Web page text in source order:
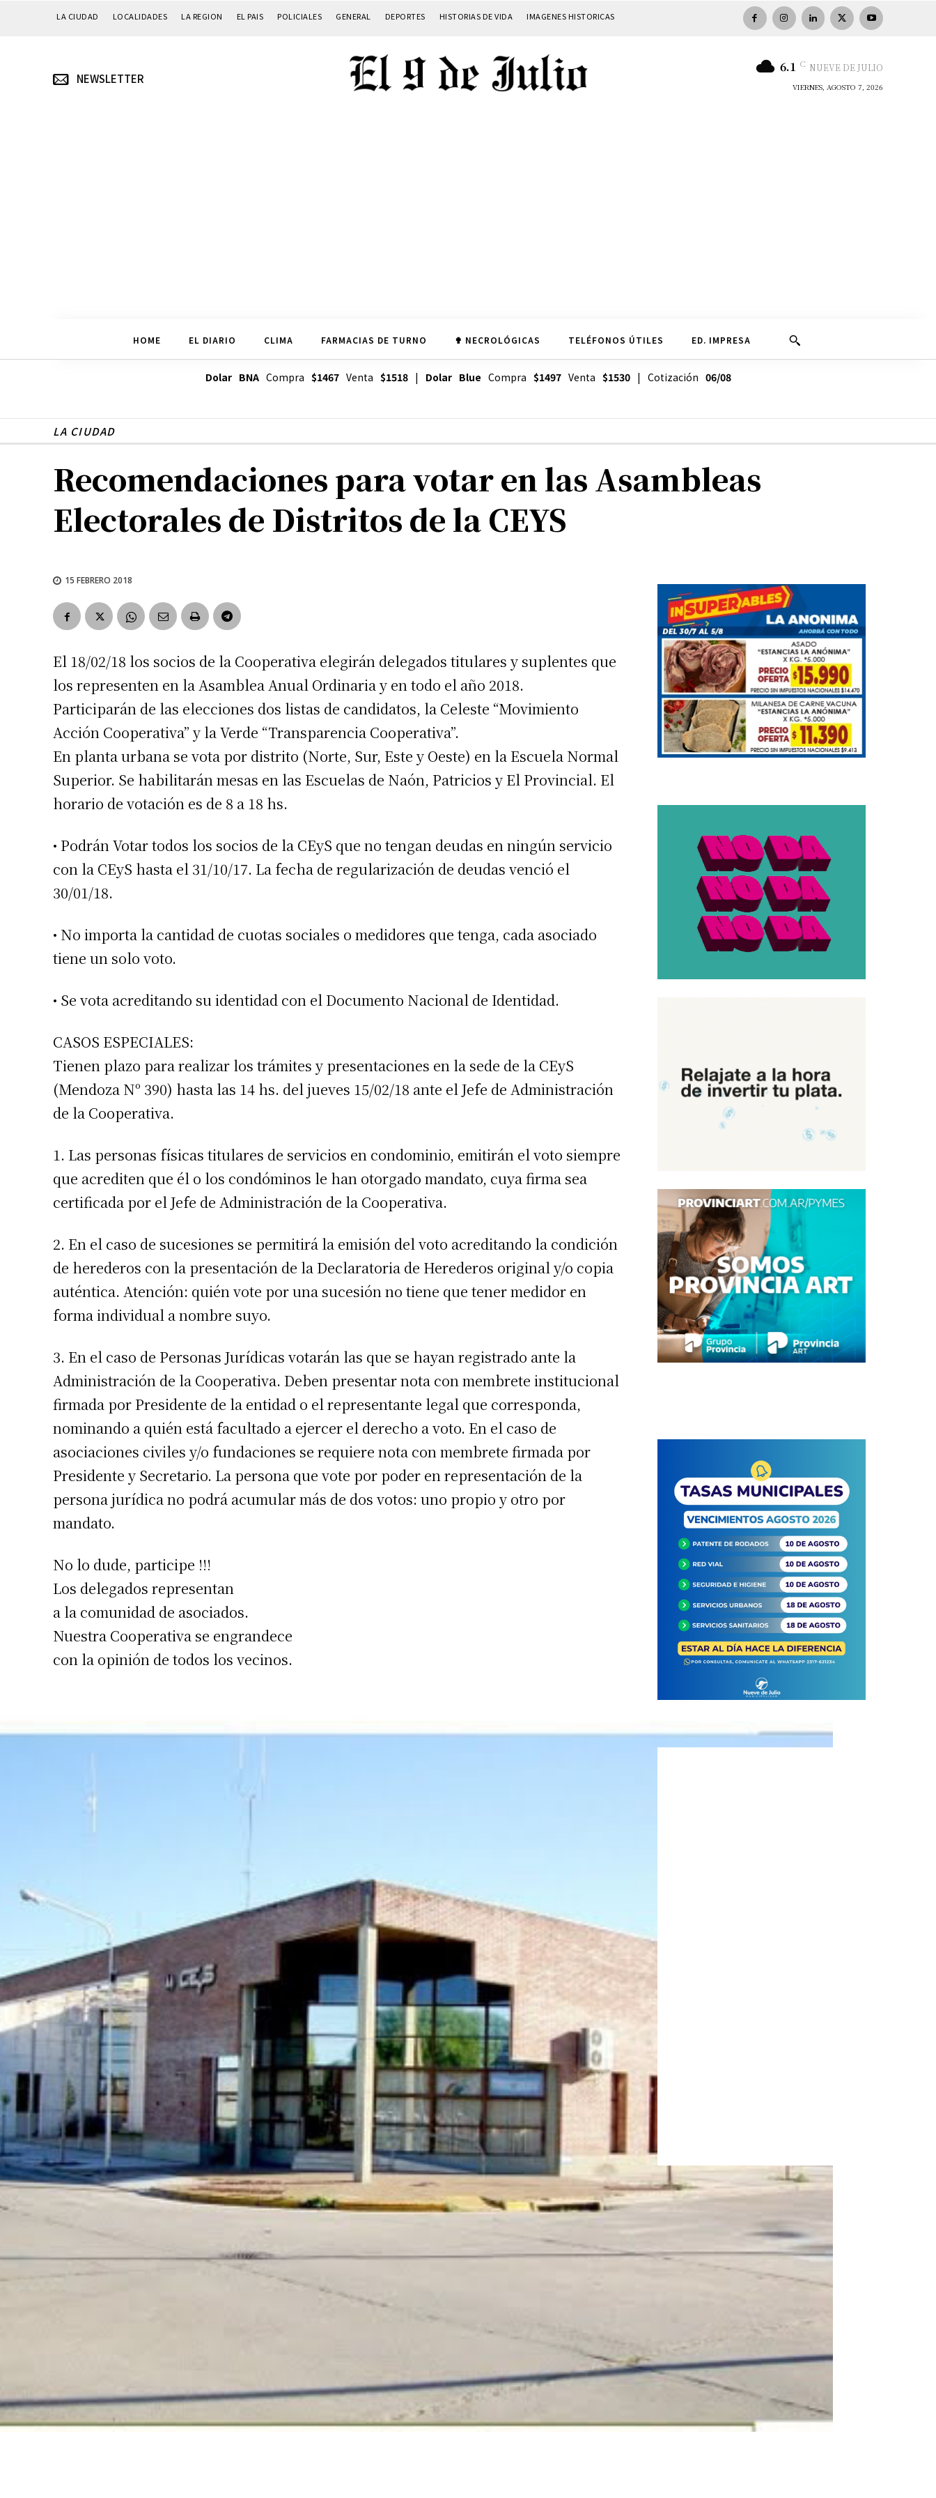
Suscribirme gratis
Dirección de correo electrónico *
LA CIUDAD LOCALIDADES LA REGION EL PAIS POLICIALES GENERAL DEPORTES HISTORIAS DE VIDA IMAGENES HISTORICAS
NEWSLETTER
6.1 C NUEVE DE JULIO
VIERNES, AGOSTO 7, 2026
HOME EL DIARIO CLIMA FARMACIAS DE TURNO ✟ NECROLÓGICAS TELÉFONOS ÚTILES ED. IMPRESA
Dolar BNACompra $1467Venta $1518| Dolar Blue Compra $1497Venta $1530| Cotización 06/08
LA CIUDAD
Recomendaciones para votar en las Asambleas
Electorales de Distritos de la CEYS
15 FEBRERO 2018
El 18/02/18 los socios de la Cooperativa elegirán delegados titulares y suplentes que
los representen en la Asamblea Anual Ordinaria y en todo el año 2018.
Participarán de las elecciones dos listas de candidatos, la Celeste “Movimiento
Acción Cooperativa” y la Verde “Transparencia Cooperativa”.
En planta urbana se vota por distrito (Norte, Sur, Este y Oeste) en la Escuela Normal
Superior. Se habilitarán mesas en las Escuelas de Naón, Patricios y El Provincial. El
horario de votación es de 8 a 18 hs.
• Podrán Votar todos los socios de la CEyS que no tengan deudas en ningún servicio
con la CEyS hasta el 31/10/17. La fecha de regularización de deudas venció el
30/01/18.
• No importa la cantidad de cuotas sociales o medidores que tenga, cada asociado
tiene un solo voto.
• Se vota acreditando su identidad con el Documento Nacional de Identidad.
CASOS ESPECIALES:
Tienen plazo para realizar los trámites y presentaciones en la sede de la CEyS
(Mendoza Nº 390) hasta las 14 hs. del jueves 15/02/18 ante el Jefe de Administración
de la Cooperativa.
1. Las personas físicas titulares de servicios en condominio, emitirán el voto siempre
que acrediten que él o los condóminos le han otorgado mandato, cuya firma sea
certificada por el Jefe de Administración de la Cooperativa.
2. En el caso de sucesiones se permitirá la emisión del voto acreditando la condición
de herederos con la presentación de la Declaratoria de Herederos original y/o copia
auténtica. Atención: quién vote por una sucesión no tiene que tener medidor en
forma individual a nombre suyo.
3. En el caso de Personas Jurídicas votarán las que se hayan registrado ante la
Administración de la Cooperativa. Deben presentar nota con membrete institucional
firmada por Presidente de la entidad o el representante legal que corresponda,
nominando a quién está facultado a ejercer el derecho a voto. En el caso de
asociaciones civiles y/o fundaciones se requiere nota con membrete firmada por
Presidente y Secretario. La persona que vote por poder en representación de la
persona jurídica no podrá acumular más de dos votos: uno propio y otro por
mandato.
No lo dude, participe !!!
Los delegados representan
a la comunidad de asociados.
Nuestra Cooperativa se engrandece
con la opinión de todos los vecinos.